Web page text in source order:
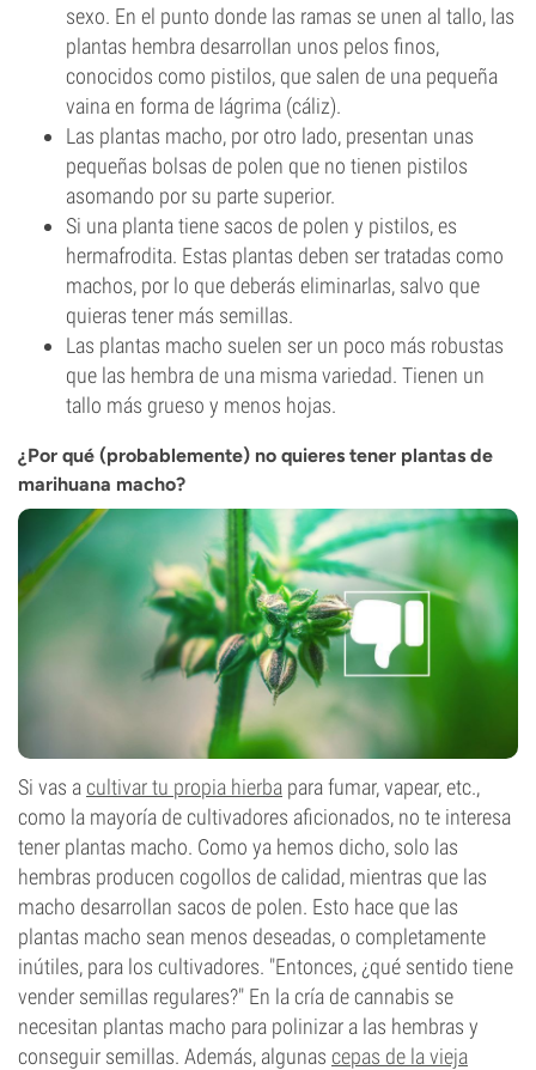
sexo. En el punto donde las ramas se unen al tallo, las
plantas hembra desarrollan unos pelos finos,
conocidos como pistilos, que salen de una pequeña
vaina en forma de lágrima (cáliz).
Las plantas macho, por otro lado, presentan unas
pequeñas bolsas de polen que no tienen pistilos
asomando por su parte superior.
Si una planta tiene sacos de polen y pistilos, es
hermafrodita. Estas plantas deben ser tratadas como
machos, por lo que deberás eliminarlas, salvo que
quieras tener más semillas.
Las plantas macho suelen ser un poco más robustas
que las hembra de una misma variedad. Tienen un
tallo más grueso y menos hojas.
¿Por qué (probablemente) no quieres tener plantas de
marihuana macho?
Si vas acultivar tu propia hierba para fumar, vapear, etc.,
como la mayoría de cultivadores aficionados, no te interesa
tener plantas macho. Como ya hemos dicho, solo las
hembras producen cogollos de calidad, mientras que las
macho desarrollan sacos de polen. Esto hace que las
plantas macho sean menos deseadas, o completamente
inútiles, para los cultivadores. "Entonces, ¿qué sentido tiene
vender semillas regulares?" En la cría de cannabis se
necesitan plantas macho para polinizar a las hembras y
conseguir semillas. Además, algunas cepas de la vieja